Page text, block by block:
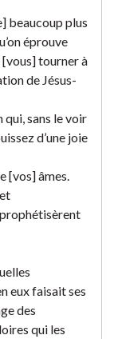
beaucoup plus
éprouve
tourner à
de Jésus-
qui, sans le voir
d’une joie
[vos] âmes.
eux faisait ses
des
qui les